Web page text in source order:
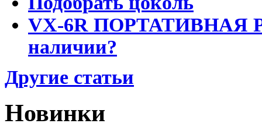
VX-6R ПОРТАТИВНАЯ
наличии?
Другие статьи
Новинки